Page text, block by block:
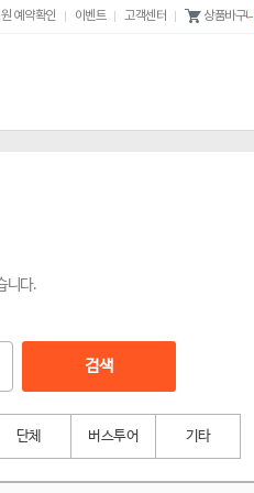
예약확인 이벤트 고객센터 상품바구니
니다.
검색
단체 버스투어 기타